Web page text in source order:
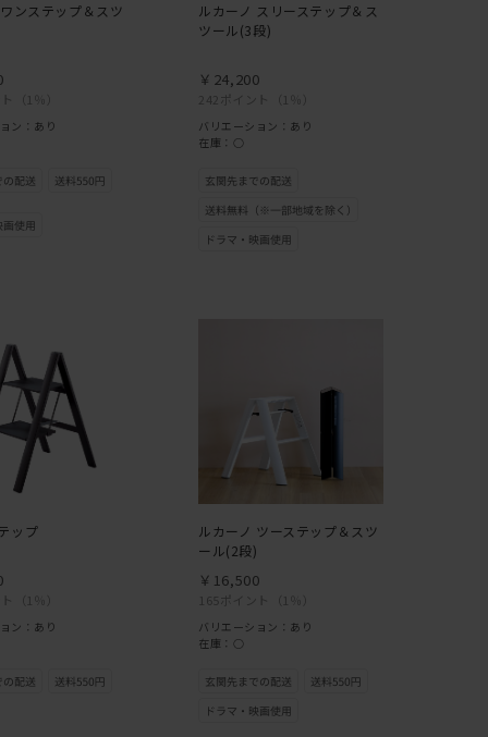
ンステップ＆スツ
（1％）
ン：あり
ルカーノ スリーステップ＆ス
ツール(3段)
242ポイント （1％）
￥24,200
バリエーション：あり
在庫：○
ップ
（1％）
ン：あり
ルカーノ ツーステップ＆スツ
ール(2段)
165ポイント （1％）
￥16,500
バリエーション：あり
在庫：○